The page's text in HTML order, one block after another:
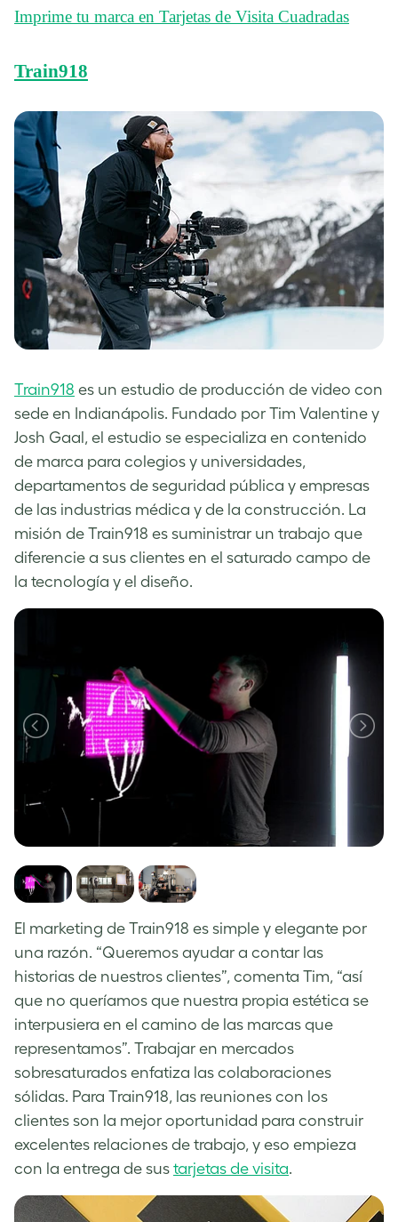
Imprime tu marca en Tarjetas de Visita Cuadradas
Train918
Train918 es un estudio de producción de video con
sede en Indianápolis. Fundado por Tim Valentine y
Josh Gaal, el estudio se especializa en contenido
de marca para colegios y universidades,
departamentos de seguridad pública y empresas
de las industrias médica y de la construcción. La
misión de Train918 es suministrar un trabajo que
diferencie a sus clientes en el saturado campo de
la tecnología y el diseño.
El marketing de Train918 es simple y elegante por
una razón. “Queremos ayudar a contar las
historias de nuestros clientes”, comenta Tim, “así
que no queríamos que nuestra propia estética se
interpusiera en el camino de las marcas que
representamos”. Trabajar en mercados
sobresaturados enfatiza las colaboraciones
sólidas. Para Train918, las reuniones con los
clientes son la mejor oportunidad para construir
excelentes relaciones de trabajo, y eso empieza
con la entrega de sus tarjetas de visita.